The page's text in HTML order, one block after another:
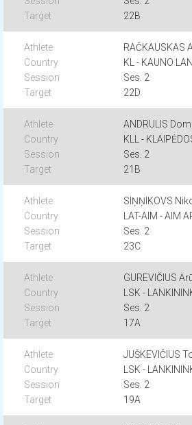
22B
RAČKAUSKAS
KL - KAUNO
Ses. 2
22D
ANDRULIS
KLL -
Ses. 2
21B
SIŅŅIKOVS
LAT-AIM - AIM
Ses. 2
23C
GUREVIČIUS
LSK -
Ses. 2
17A
JUŠKEVIČIUS
LSK -
Ses. 2
19A